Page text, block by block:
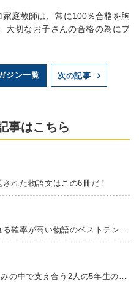
庭教師は、常に100％合格を胸
大切なお子さんの合格の為にプ
ジン一覧 次の記事
事はこちら
れた物語文はこの6冊だ！
No.1659 2026年度入試で出題される確率が高い物語のベストテンを発表します！
No.1736 大人に理解されない苦しみの中で支え合う2人の5年生の成長物語！『夏の迷子』村上しいこ